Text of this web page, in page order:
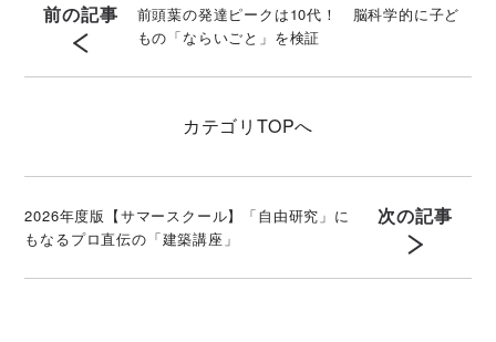
前の記事
前頭葉の発達ピークは10代！ 脳科学的に子ど
もの「ならいごと」を検証
カテゴリ TOPへ
2026年度版【サマースクール】「自由研究」に
もなるプロ直伝の「建築講座」
次の記事